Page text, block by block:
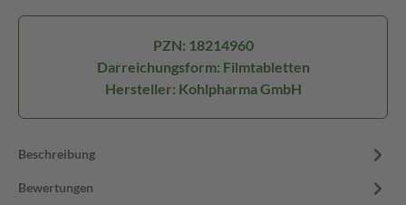
PZN: 18214960
Darreichungsform: Filmtabletten
Hersteller: Kohlpharma GmbH
Beschreibung
Bewertungen